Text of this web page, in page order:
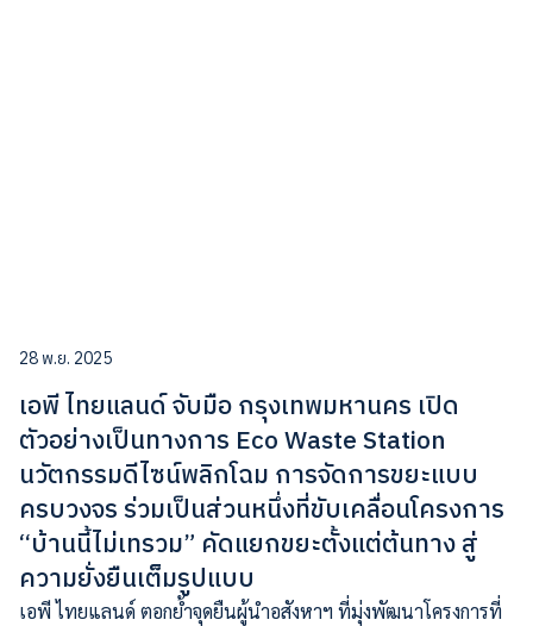
28 พ.ย. 2025
เอพี ไทยแลนด์ จับมือ กรุงเทพมหานคร เปิด
ตัวอย่างเป็นทางการ Eco Waste Station
นวัตกรรมดีไซน์พลิกโฉม การจัดการขยะแบบ
ครบวงจร ร่วมเป็นส่วนหนึ่งที่ขับเคลื่อนโครงการ
“บ้านนี้ไม่เทรวม” คัดแยกขยะตั้งแต่ต้นทาง สู่
ความยั่งยืนเต็มรูปแบบ
เอพี ไทยแลนด์ ตอกย้ำจุดยืนผู้นำอสังหาฯ ที่มุ่งพัฒนาโครงการที่